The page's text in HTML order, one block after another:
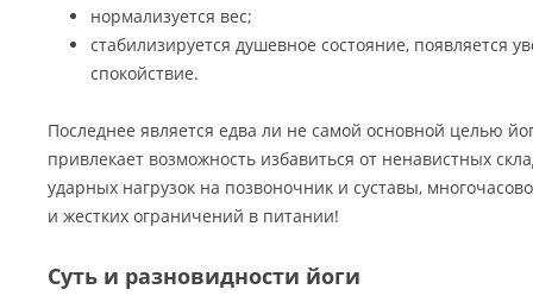
нормализуется вес;
стабилизируется душевное состояние, появляется
спокойствие.
Последнее является едва ли не самой основной целью
привлекает возможность избавиться от ненавистных
ударных нагрузок на позвоночник и суставы,
и жестких ограничений в питании!
Суть и разновидности йоги